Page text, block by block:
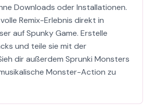
Downloads oder Installationen.
Remix-Erlebnis direkt in
auf Spunky Game. Erstelle
und teile sie mit der
dir außerdem Sprunki Monsters
Monster-Action zu